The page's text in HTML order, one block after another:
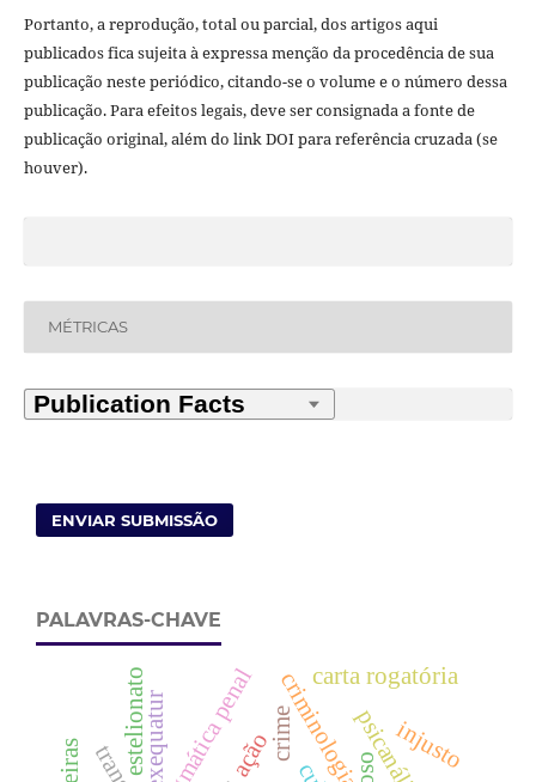
Portanto, a reprodução, total ou parcial, dos artigos aqui
publicados fica sujeita à expressa menção da procedência de sua
publicação neste periódico, citando-se o volume e o número dessa
publicação. Para efeitos legais, deve ser consignada a fonte de
publicação original, além do link DOI para referência cruzada (se
houver).
MÉTRICAS
ENVIAR SUBMISSÃO
PALAVRAS-CHAVE
açãocrime
dogmática penalcriminologiapsicanálise
injusto
carta rogatória
exequatur
estelionato